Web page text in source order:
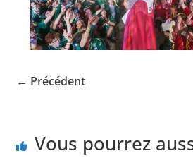
← Précédent
Vous pourrez